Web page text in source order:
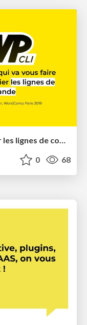
L’outil qui va vous faire apprécier les lignes de commande - WordCamp Paris 2019
0 68